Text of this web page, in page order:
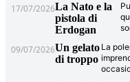
17/07/2026La Nato e la
pistola di
Erdogan
09/07/2026Un gelato
di troppo
La